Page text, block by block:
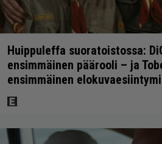
Huippuleffa suoratoistossa:
ensimmäinen päärooli – ja
ensimmäinen